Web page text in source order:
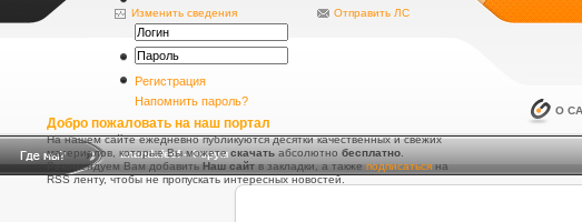
Изменить сведения
Отправить ЛС
Регистрация
Напомнить пароль?
Добро пожаловать на наш портал
На нашем сайте ежедневно публикуются десятки качественных и свежих
материалов, которые Вы можетескачать абсолютно бесплатно.
Рекомендуем Вам добавитьНаш сайтв закладки, а такжеподписатьсяна
RSS ленту, чтобы не пропускать интересных новостей.
О
anandafeef - Форум